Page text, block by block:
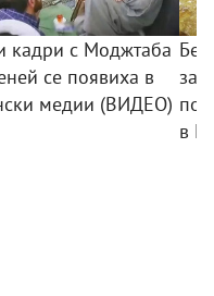
кадри с Моджтаба
се появиха в
медии (ВИДЕО)
в